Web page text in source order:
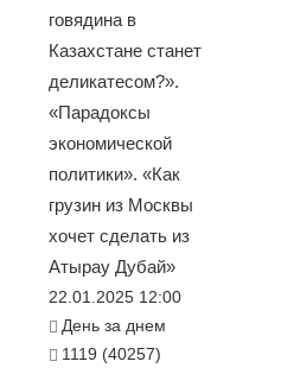
говядина в
Казахстане станет
деликатесом?».
«Парадоксы
экономической
политики». «Как
грузин из Москвы
хочет сделать из
Атырау Дубай»
22.01.2025 12:00
День за днем
1119 (40257)